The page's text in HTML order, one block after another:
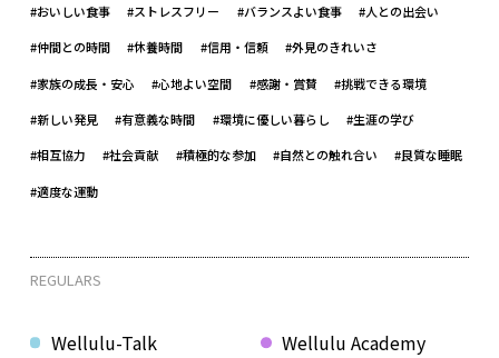
#おいしい食事 #ストレスフリー #バランスよい食事 #人との出会い
#仲間との時間 #休養時間 #信用・信頼 #外見のきれいさ
#家族の成長・安心 #心地よい空間 #感謝・賞賛 #挑戦できる環境
#新しい発見 #有意義な時間 #環境に優しい暮らし #生涯の学び
#相互協力 #社会貢献 #積極的な参加 #自然との触れ合い #良質な睡眠
#適度な運動
REGULARS
Wellulu-Talk Wellulu Academy